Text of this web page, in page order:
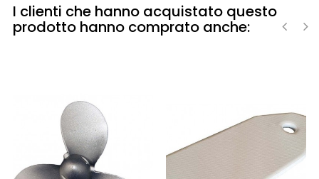
I clienti che hanno acquistato questo
prodotto hanno comprato anche: